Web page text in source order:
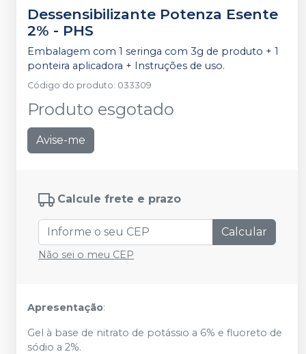
Dessensibilizante Potenza Esente
2% - PHS
Embalagem com 1 seringa com 3g de produto + 1
ponteira aplicadora + Instruções de uso.
Código do produto: 033309
Produto esgotado
Avise-me
Calcule frete e prazo
Calcular
Não sei o meu CEP
Apresentação:
Gel à base de nitrato de potássio a 6% e fluoreto de
sódio a 2%.